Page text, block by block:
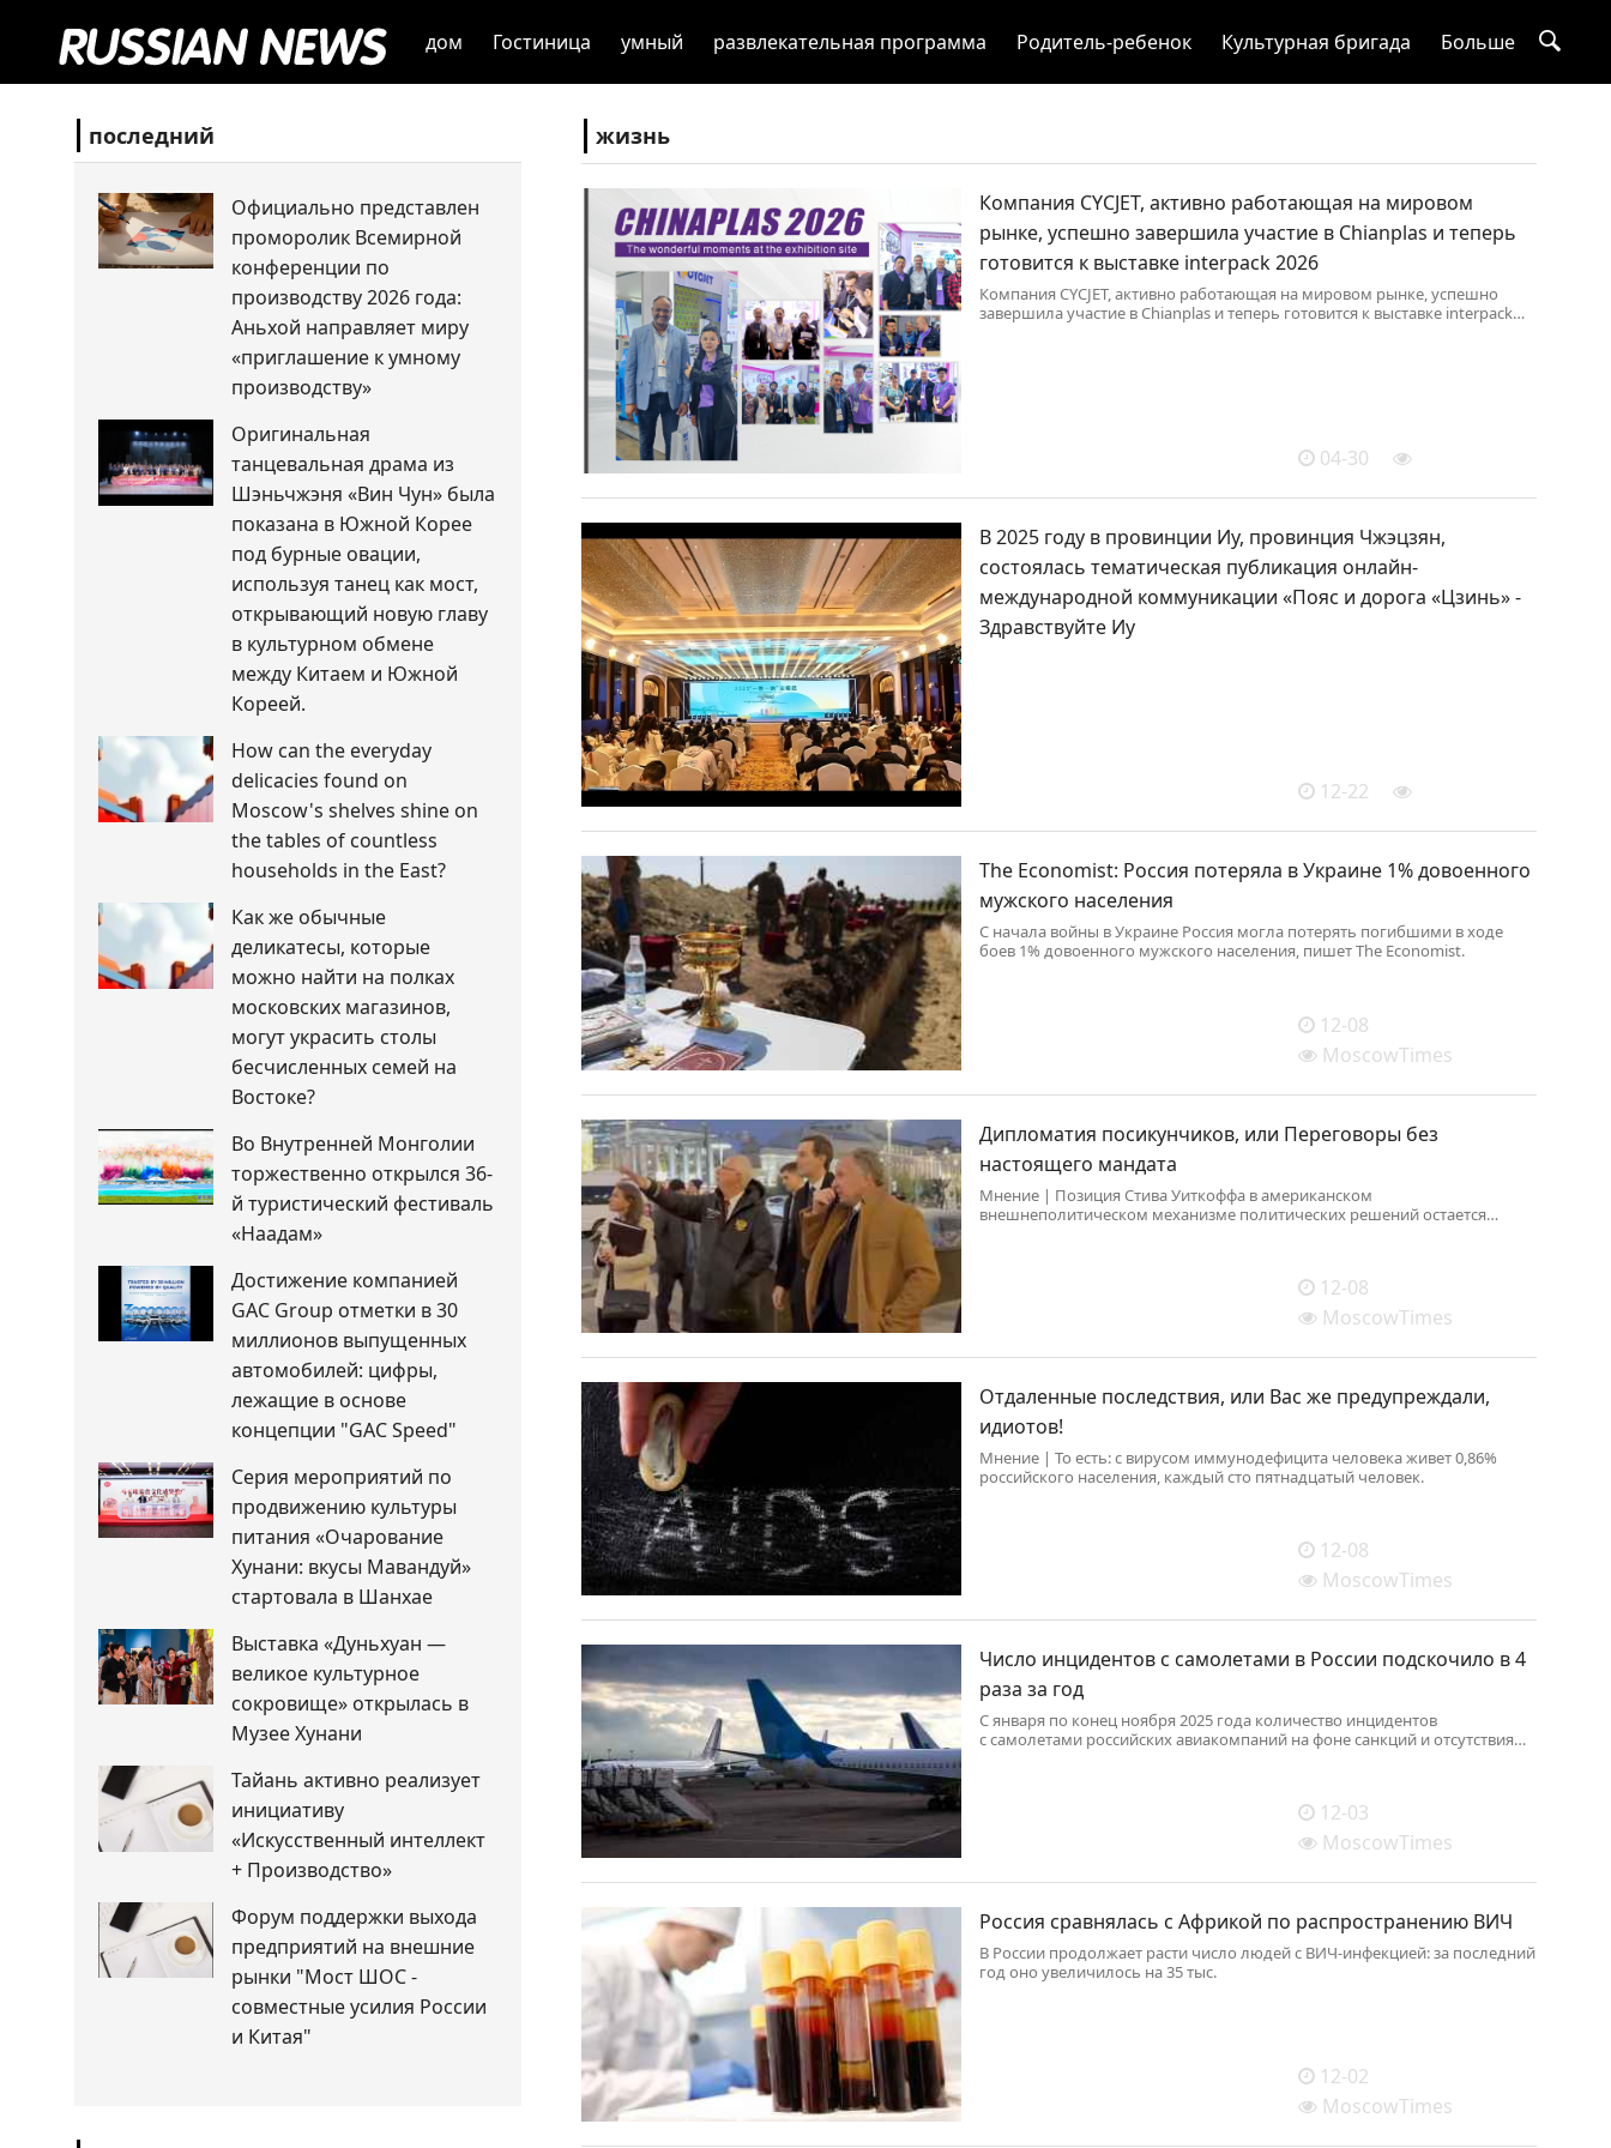
дом Гостиница умный развлекательная программа Родитель-ребенок Культурная бригада Больше
последний
Официально представлен
проморолик Всемирной
конференции по
производству 2026 года:
Аньхой направляет миру
«приглашение к умному
производству»
Оригинальная
танцевальная драма из
Шэньчжэня «Вин Чун» была
показана в Южной Корее
под бурные овации,
используя танец как мост,
открывающий новую главу
в культурном обмене
между Китаем и Южной
Кореей.
How can the everyday
delicacies found on
Moscow's shelves shine on
the tables of countless
households in the East?
Как же обычные
деликатесы, которые
можно найти на полках
московских магазинов,
могут украсить столы
бесчисленных семей на
Востоке?
Во Внутренней Монголии
торжественно открылся 36-
й туристический фестиваль
«Наадам»
Достижение компанией
GAC Group отметки в 30
миллионов выпущенных
автомобилей: цифры,
лежащие в основе
концепции "GAC Speed"
Серия мероприятий по
продвижению культуры
питания «Очарование
Хунани: вкусы Мавандуй»
стартовала в Шанхае
Выставка «Дуньхуан —
великое культурное
сокровище» открылась в
Музее Хунани
Тайань активно реализует
инициативу
«Искусственный интеллект
+ Производство»
Форум поддержки выхода
предприятий на внешние
рынки "Мост ШОС -
совместные усилия России
и Китая"
жизнь
Компания CYCJET, активно работающая на мировом
рынке, успешно завершила участие в Chianplas и теперь
готовится к выставке interpack 2026
Компания CYCJET, активно работающая на мировом рынке, успешно
завершила участие в Chianplas и теперь готовится к выставке interpack
04-30
В 2025 году в провинции Иу, провинция Чжэцзян,
состоялась тематическая публикация онлайн-
международной коммуникации «Пояс и дорога «Цзинь» -
Здравствуйте Иу
12-22
The Economist: Россия потеряла в Украине 1% довоенного
мужского населения
С начала войны в Украине Россия могла потерять погибшими в ходе
боев 1% довоенного мужского населения, пишет The Economist.
12-08
MoscowTimes
Дипломатия посикунчиков, или Переговоры без
настоящего мандата
Мнение | Позиция Стива Уиткоффа в американском
внешнеполитическом механизме политических решений остается
12-08
MoscowTimes
Отдаленные последствия, или Вас же предупреждали,
идиотов!
Мнение | То есть: c вирусом иммунодефицита человека живет 0,86%
российского населения, каждый сто пятнадцатый человек.
12-08
MoscowTimes
Число инцидентов с самолетами в России подскочило в 4
раза за год
С января по конец ноября 2025 года количество инцидентов
с самолетами российских авиакомпаний на фоне санкций и отсутствия
12-03
MoscowTimes
Россия сравнялась с Африкой по распространению ВИЧ
В России продолжает расти число людей с ВИЧ-инфекцией: за последний
год оно увеличилось на 35 тыс.
12-02
MoscowTimes